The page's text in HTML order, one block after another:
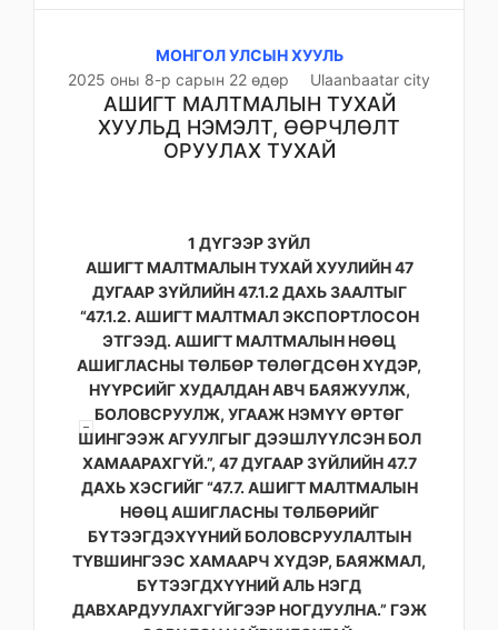
МОНГОЛ УЛСЫН ХУУЛЬ
2025 оны 8-р сарын 22 өдөр
Ulaanbaatar city
АШИГТ МАЛТМАЛЫН ТУХАЙ
ХУУЛЬД НЭМЭЛТ, ӨӨРЧЛӨЛТ
ОРУУЛАХ ТУХАЙ
1 ДҮГЭЭР ЗҮЙЛ
АШИГТ МАЛТМАЛЫН ТУХАЙ ХУУЛИЙН 47
ДУГААР ЗҮЙЛИЙН 47.1.2 ДАХЬ ЗААЛТЫГ
“47.1.2. АШИГТ МАЛТМАЛ ЭКСПОРТЛОСОН
ЭТГЭЭД. АШИГТ МАЛТМАЛЫН НӨӨЦ
АШИГЛАСНЫ ТӨЛБӨР ТӨЛӨГДСӨН ХҮДЭР,
НҮҮРСИЙГ ХУДАЛДАН АВЧ БАЯЖУУЛЖ,
БОЛОВСРУУЛЖ, УГААЖ НЭМҮҮ ӨРТӨГ
ШИНГЭЭЖ АГУУЛГЫГ ДЭЭШЛҮҮЛСЭН БОЛ
ХАМААРАХГҮЙ.”, 47 ДУГААР ЗҮЙЛИЙН 47.7
ДАХЬ ХЭСГИЙГ “47.7. АШИГТ МАЛТМАЛЫН
НӨӨЦ АШИГЛАСНЫ ТӨЛБӨРИЙГ
БҮТЭЭГДЭХҮҮНИЙ БОЛОВСРУУЛАЛТЫН
ТҮВШИНГЭЭС ХАМААРЧ ХҮДЭР, БАЯЖМАЛ,
БҮТЭЭГДХҮҮНИЙ АЛЬ НЭГД
ДАВХАРДУУЛАХГҮЙГЭЭР НОГДУУЛНА.” ГЭЖ